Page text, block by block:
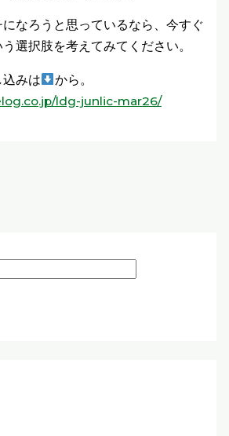
なろうと思っているなら、今すぐ
選択肢を考えてみてください。
みは
から。
ldg-junlic-mar26/